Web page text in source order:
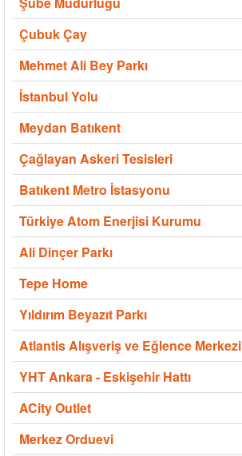
Çubuk Çay
Mehmet Ali Bey Parkı
İstanbul Yolu
Meydan Batıkent
Çağlayan Askeri Tesisleri
Batıkent Metro İstasyonu
Türkiye Atom Enerjisi Kurumu
Ali Dinçer Parkı
Tepe Home
Yıldırım Beyazıt Parkı
Atlantis Alışveriş ve Eğlence Merkezi
YHT Ankara - Eskişehir Hattı
ACity Outlet
Merkez Orduevi